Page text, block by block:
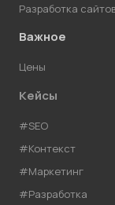
Разработка
Важное
Цены
Кейсы
#SEO
#Контекст
#Маркетинг
#Разработка